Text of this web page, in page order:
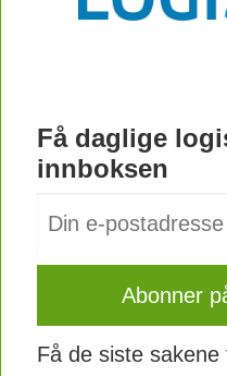
Få daglige
innboksen
Få de siste